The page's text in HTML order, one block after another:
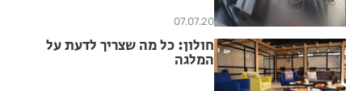
07.07.20
חולון: כל מה שצריך לדעת על
המלגה